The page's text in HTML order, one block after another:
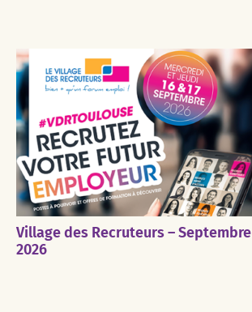
Village des Recruteurs – Septembre
2026